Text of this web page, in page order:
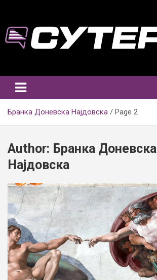
content
Бранка Доневска Најдовска Page 2
Author: Бранка Доневска
Најдовска